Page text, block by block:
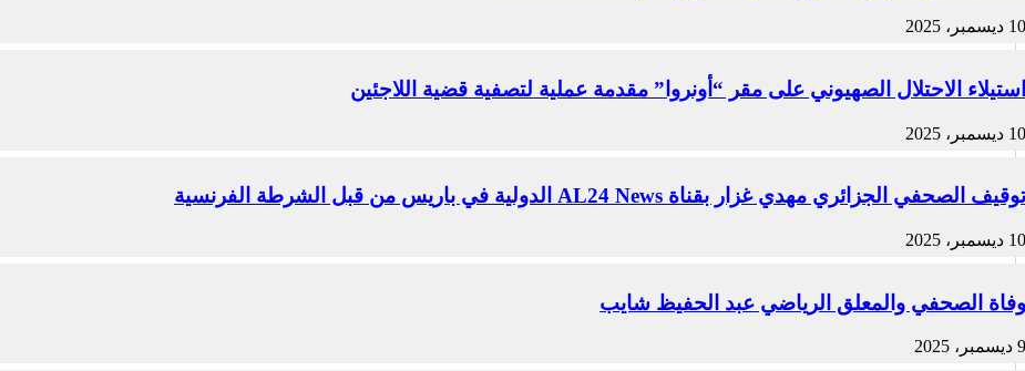
10 ديسمبر، 2025
استيلاء الاحتلال الصهيوني على مقر “أونروا” مقدمة عملية لتصفية قضية اللاجئين
10 ديسمبر، 2025
توقيف الصحفي الجزائري مهدي غزار بقناة AL24 News الدولية في باريس من قبل الشرطة الفرنسية
10 ديسمبر، 2025
وفاة الصحفي والمعلق الرياضي عبد الحفيظ شايب
9 ديسمبر، 2025